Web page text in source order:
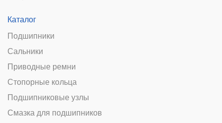
Каталог
Подшипники
Сальники
Приводные ремни
Стопорные кольца
Подшипниковые узлы
Смазка для подшипников